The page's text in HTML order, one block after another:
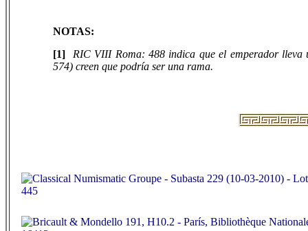
NOTAS:
[1]
RIC VIII Roma: 488 indica que el emperador
574) creen que podría ser una rama.